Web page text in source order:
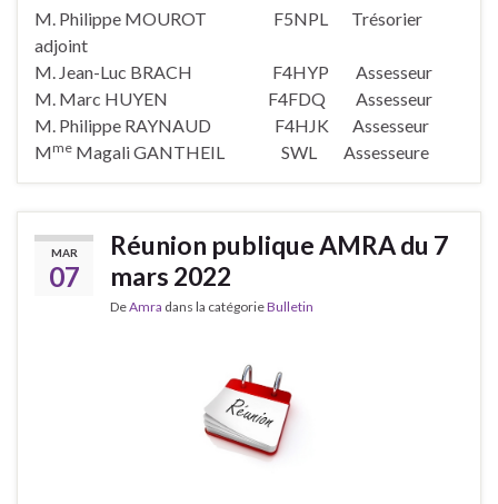
M. Philippe MOUROT F5NPL Trésorier
adjoint
M. Jean-Luc BRACH F4HYP Assesseur
M. Marc HUYEN F4FDQ Assesseur
M. Philippe RAYNAUD F4HJK Assesseur
Mme Magali GANTHEIL SWL Assesseure
MAR
07
Réunion publique AMRA du 7
mars 2022
DeAmra dans la catégorieBulletin